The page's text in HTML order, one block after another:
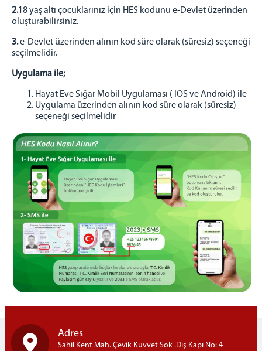
DAHİLİ İÇ HATLAR
İLETİŞİM FORMU
2.18 yaş altı çocuklarınız için HES kodunu e-Devlet üzerinden
oluşturabilirsiniz.
3.e-Devlet üzerinden alının kod süre olarak (süresiz) seçeneği
seçilmelidir.
Uygulama ile;
Hayat Eve Sığar Mobil Uygulaması ( IOS ve Android) ile
Uygulama üzerinden alının kod süre olarak (süresiz)
seçeneği seçilmelidir
Adres
Sahil Kent Mah. Çevik Kuvvet Sok .Dış Kapı No: 4